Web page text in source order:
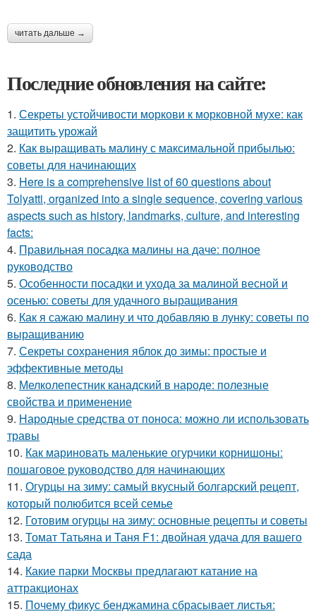
читать дальше →
Последние обновления на сайте:
1. Секреты устойчивости моркови к морковной мухе: как
защитить урожай
2. Как выращивать малину с максимальной прибылью:
советы для начинающих
3. Here is a comprehensive list of 60 questions about
Tolyatti, organized into a single sequence, covering various
aspects such as history, landmarks, culture, and interesting
facts:
4. Правильная посадка малины на даче: полное
руководство
5. Особенности посадки и ухода за малиной весной и
осенью: советы для удачного выращивания
6. Как я сажаю малину и что добавляю в лунку: советы по
выращиванию
7. Секреты сохранения яблок до зимы: простые и
эффективные методы
8. Мелколепестник канадский в народе: полезные
свойства и применение
9. Народные средства от поноса: можно ли использовать
травы
10. Как мариновать маленькие огурчики корнишоны:
пошаговое руководство для начинающих
11. Огурцы на зиму: самый вкусный болгарский рецепт,
который полюбится всей семье
12. Готовим огурцы на зиму: основные рецепты и советы
13. Томат Татьяна и Таня F1: двойная удача для вашего
сада
14. Какие парки Москвы предлагают катание на
аттракционах
15. Почему фикус бенджамина сбрасывает листья: